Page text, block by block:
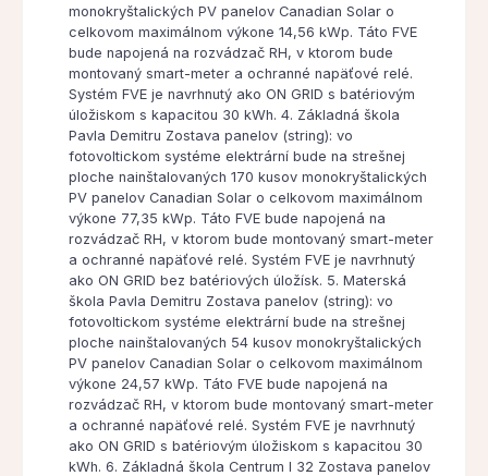
monokryštalických PV panelov Canadian Solar o
celkovom maximálnom výkone 14,56 kWp. Táto FVE
bude napojená na rozvádzač RH, v ktorom bude
montovaný smart-meter a ochranné napäťové relé.
Systém FVE je navrhnutý ako ON GRID s batériovým
úložiskom s kapacitou 30 kWh. 4. Základná škola
Pavla Demitru Zostava panelov (string): vo
fotovoltickom systéme elektrární bude na strešnej
ploche nainštalovaných 170 kusov monokryštalických
PV panelov Canadian Solar o celkovom maximálnom
výkone 77,35 kWp. Táto FVE bude napojená na
rozvádzač RH, v ktorom bude montovaný smart-meter
a ochranné napäťové relé. Systém FVE je navrhnutý
ako ON GRID bez batériových úložísk. 5. Materská
škola Pavla Demitru Zostava panelov (string): vo
fotovoltickom systéme elektrární bude na strešnej
ploche nainštalovaných 54 kusov monokryštalických
PV panelov Canadian Solar o celkovom maximálnom
výkone 24,57 kWp. Táto FVE bude napojená na
rozvádzač RH, v ktorom bude montovaný smart-meter
a ochranné napäťové relé. Systém FVE je navrhnutý
ako ON GRID s batériovým úložiskom s kapacitou 30
kWh. 6. Základná škola Centrum I 32 Zostava panelov